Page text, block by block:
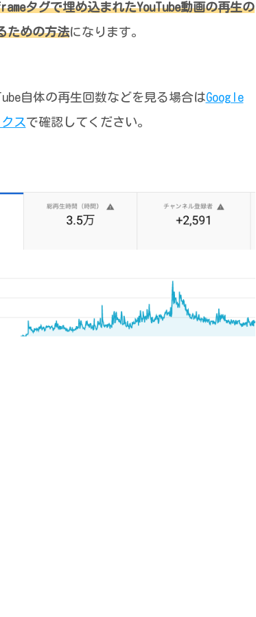
タグで埋め込まれたYouTube動画の再生の
ための方法になります。
自体の再生回数などを見る場合はGoogle
スで確認してください。